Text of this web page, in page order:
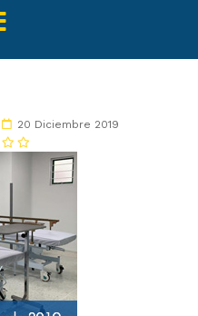
20 Diciembre 2019